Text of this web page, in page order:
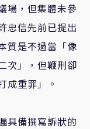
場，但集體未參
忠信先前已提出
質是不過當「像
次」，但鞭刑卻
成重罪」。
具備撰寫訴狀的